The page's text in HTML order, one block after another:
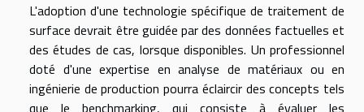
L'adoption d'une technologie spécifique de traitement de
surface devrait être guidée par des données factuelles et
des études de cas, lorsque disponibles. Un professionnel
doté d'une expertise en analyse de matériaux ou en
ingénierie de production pourra éclaircir des concepts tels
que le benchmarking, qui consiste à évaluer les